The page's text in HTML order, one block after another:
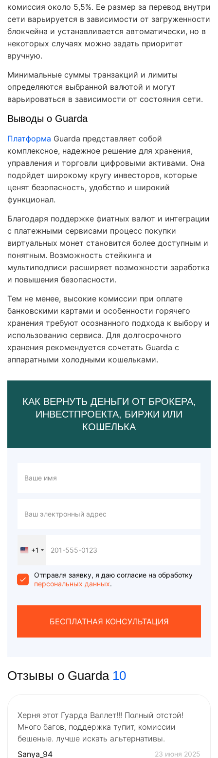
комиссия около 5,5%. Ее размер за перевод внутри
сети варьируется в зависимости от загруженности
блокчейна и устанавливается автоматически, но в
некоторых случаях можно задать приоритет
вручную.
Минимальные суммы транзакций и лимиты
определяются выбранной валютой и могут
варьироваться в зависимости от состояния сети.
Выводы о Guarda
Платформа Guarda представляет собой
комплексное, надежное решение для хранения,
управления и торговли цифровыми активами. Она
подойдет широкому кругу инвесторов, которые
ценят безопасность, удобство и широкий
функционал.
Благодаря поддержке фиатных валют и интеграции
с платежными сервисами процесс покупки
виртуальных монет становится более доступным и
понятным. Возможность стейкинга и
мультиподписи расширяет возможности заработка
и повышения безопасности.
Тем не менее, высокие комиссии при оплате
банковскими картами и особенности горячего
хранения требуют осознанного подхода к выбору и
использованию сервиса. Для долгосрочного
хранения рекомендуется сочетать Guarda с
аппаратными холодными кошельками.
КАК ВЕРНУТЬ ДЕНЬГИ ОТ БРОКЕРА,
ИНВЕСТПРОЕКТА, БИРЖИ ИЛИ
КОШЕЛЬКА
United
+1
+1
Отправля заявку, я даю согласие на обработку
персональных данных.
БЕСПЛАТНАЯ КОНСУЛЬТАЦИЯ
Отзывы о Guarda10
Херня этот Гуарда Валлет!!! Полный отстой!
Много багов, поддержка тупит, комиссии
бешеные. лучше искать альтернативы.
Sanya_94
23 июня 2025